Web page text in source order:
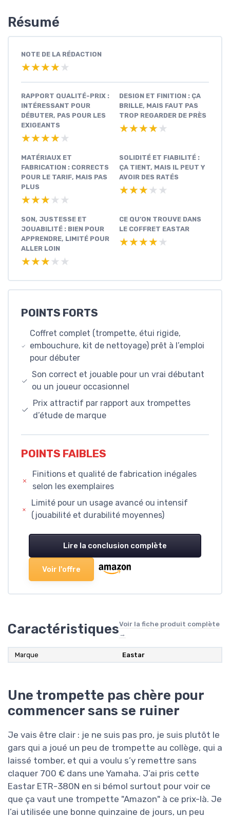
Résumé
NOTE DE LA RÉDACTION
★★★★★
★★★★★
RAPPORT QUALITÉ-PRIX :
INTÉRESSANT POUR
DÉBUTER, PAS POUR LES
EXIGEANTS
★★★★★
★★★★★
DESIGN ET FINITION : ÇA
BRILLE, MAIS FAUT PAS
TROP REGARDER DE PRÈS
★★★★★
★★★★★
MATÉRIAUX ET
FABRICATION : CORRECTS
POUR LE TARIF, MAIS PAS
PLUS
★★★★★
★★★★★
SOLIDITÉ ET FIABILITÉ :
ÇA TIENT, MAIS IL PEUT Y
AVOIR DES RATÉS
★★★★★
★★★★★
SON, JUSTESSE ET
JOUABILITÉ : BIEN POUR
APPRENDRE, LIMITÉ POUR
ALLER LOIN
★★★★★
★★★★★
CE QU’ON TROUVE DANS
LE COFFRET EASTAR
★★★★★
★★★★★
POINTS FORTS
Coffret complet (trompette, étui rigide,
embouchure, kit de nettoyage) prêt à l’emploi
pour débuter
Son correct et jouable pour un vrai débutant
ou un joueur occasionnel
Prix attractif par rapport aux trompettes
d’étude de marque
POINTS FAIBLES
Finitions et qualité de fabrication inégales
selon les exemplaires
Limité pour un usage avancé ou intensif
(jouabilité et durabilité moyennes)
Lire la conclusion complète
Voir l'offre
CaractéristiquesVoir la fiche produit complète
→
Marque Eastar
Une trompette pas chère pour
commencer sans se ruiner
Je vais être clair : je ne suis pas pro, je suis plutôt le
gars qui a joué un peu de trompette au collège, qui a
laissé tomber, et qui a voulu s’y remettre sans
claquer 700 € dans une Yamaha. J’ai pris cette
Eastar ETR-380N en si bémol surtout pour voir ce
que ça vaut une trompette "Amazon" à ce prix-là. Je
l’ai utilisée une bonne quinzaine de jours, un peu